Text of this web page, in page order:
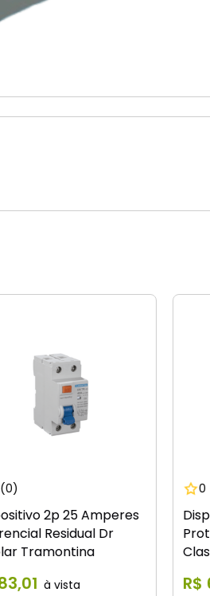
(0)
2p 25 Amperes
Residual Dr
Tramontina
,01
0
R$